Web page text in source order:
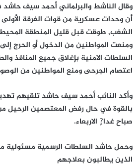
وقال الناشط والبرلماني أحمد سيف
أن وحدات عسكرية من قوات الفرقة
الشغب, طوقت قبل قليل المنطقة
ومنعت المواطنين من الدخول أو الحرج
السلطات الامنية بإغلاق جميع المنافذ
اعتصام الجرحى ومنع المواطنين من
وأكد النائب أحمد سيف حاشد تلقيهم
بالقوة في حال رفض المعتصمين الرحيل
صباح غدا?ٍ الاربعاء.
وحمل حاشد السلطات الرسمية مسئولية
الذين يطالبون بعلاجهم